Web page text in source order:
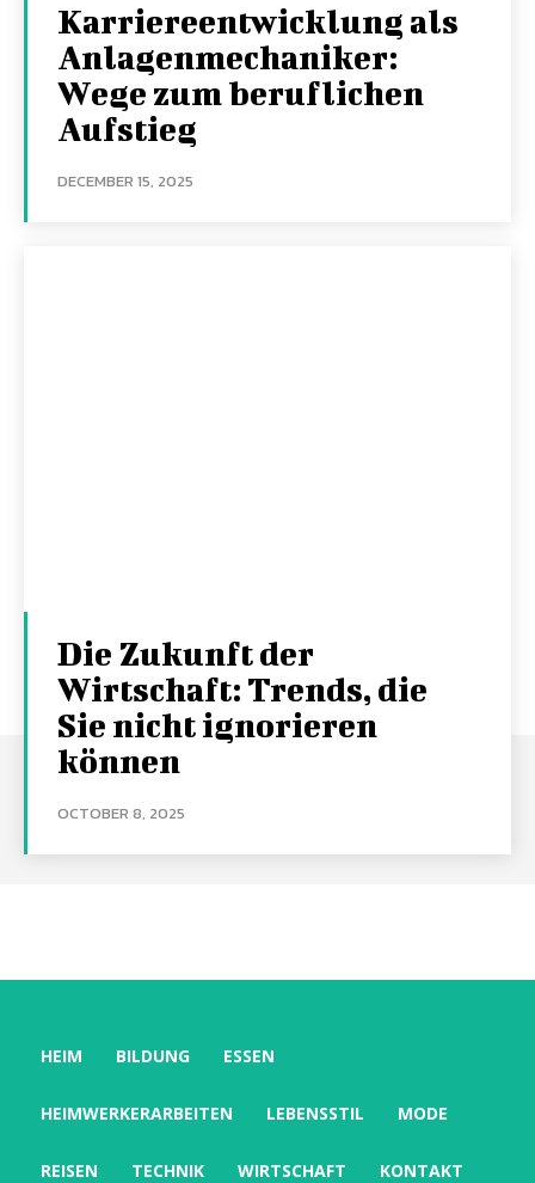
Karriereentwicklung als
Anlagenmechaniker:
Wege zum beruflichen
Aufstieg
DECEMBER 15, 2025
Die Zukunft der
Wirtschaft: Trends, die
Sie nicht ignorieren
können
OCTOBER 8, 2025
HEIM BILDUNG ESSEN
HEIMWERKERARBEITEN LEBENSSTIL MODE
REISEN TECHNIK WIRTSCHAFT KONTAKT